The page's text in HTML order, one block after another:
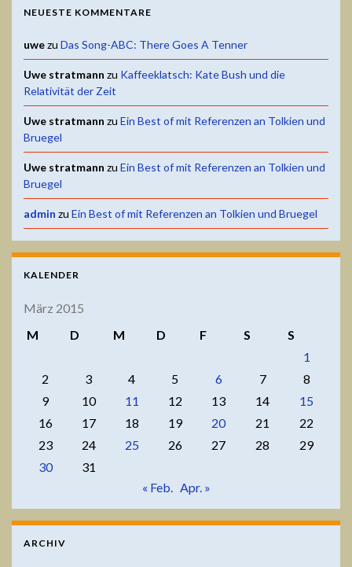
NEUESTE KOMMENTARE
uwezu Das Song-ABC: There Goes A Tenner
Uwe stratmann zu Kaffeeklatsch: Kate Bush und die
Relativität der Zeit
Uwe stratmann zu Ein Best of mit Referenzen an Tolkien und
Bruegel
Uwe stratmann zu Ein Best of mit Referenzen an Tolkien und
Bruegel
admin zu Ein Best of mit Referenzen an Tolkien und Bruegel
KALENDER
März 2015
M
D M D F S
S
1
2
3 4 5 6 7
8
9
10 11 12 13 14
15
16
17 18 19 20 21
22
23
24 25 26 27 28
29
30
31
« Feb. Apr. »
ARCHIV